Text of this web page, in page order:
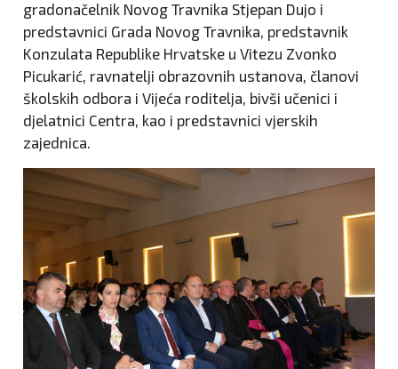
gradonačelnik Novog Travnika Stjepan Dujo i
predstavnici Grada Novog Travnika, predstavnik
Konzulata Republike Hrvatske u Vitezu Zvonko
Picukarić, ravnatelji obrazovnih ustanova, članovi
školskih odbora i Vijeća roditelja, bivši učenici i
djelatnici Centra, kao i predstavnici vjerskih
zajednica.